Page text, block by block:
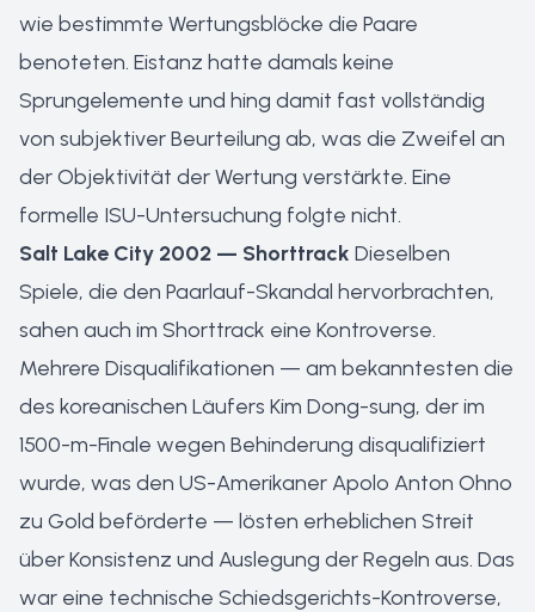
wie bestimmte Wertungsblöcke die Paare
benoteten. Eistanz hatte damals keine
Sprungelemente und hing damit fast vollständig
von subjektiver Beurteilung ab, was die Zweifel an
der Objektivität der Wertung verstärkte. Eine
formelle ISU-Untersuchung folgte nicht.
Salt Lake City 2002 — Shorttrack Dieselben
Spiele, die den Paarlauf-Skandal hervorbrachten,
sahen auch im Shorttrack eine Kontroverse.
Mehrere Disqualifikationen — am bekanntesten die
des koreanischen Läufers Kim Dong-sung, der im
1500-m-Finale wegen Behinderung disqualifiziert
wurde, was den US-Amerikaner Apolo Anton Ohno
zu Gold beförderte — lösten erheblichen Streit
über Konsistenz und Auslegung der Regeln aus. Das
war eine technische Schiedsgerichts-Kontroverse,